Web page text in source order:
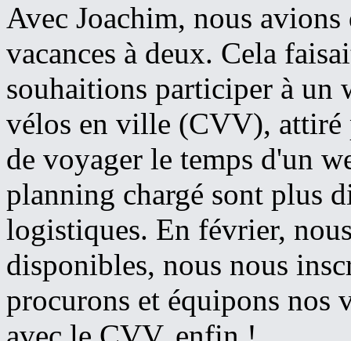
Avec Joachim, nous
vacances à deux. Cela
souhaitions participer à un
vélos en ville (CVV), attiré
de voyager le temps d'un
planning chargé sont plus
logistiques. En février,
disponibles, nous nous
procurons et équipons nos